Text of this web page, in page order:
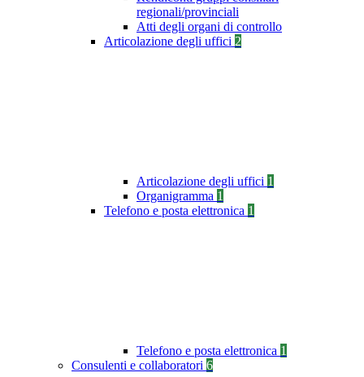
regionali/provinciali
Atti degli organi di controllo
Articolazione degli uffici 2
Articolazione degli uffici 1
Organigramma 1
Telefono e posta elettronica 1
Telefono e posta elettronica 1
Consulenti e collaboratori 6